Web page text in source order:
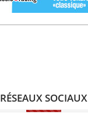
RÉSEAUX SOCIAUX